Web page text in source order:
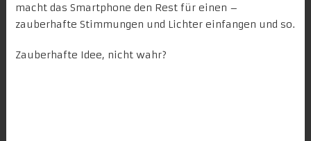
macht das Smartphone den Rest für einen –
zauberhafte Stimmungen und Lichter einfangen und so.
Zauberhafte Idee, nicht wahr?